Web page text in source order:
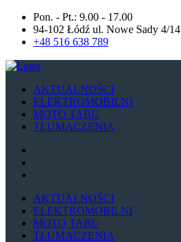
Pon. - Pt.: 9.00 - 17.00
94-102 Łódź ul. Nowe Sady 4/14
+48 516 638 789
AKTUALNOŚCI
ELEKTROMOBILNI
MOTO TABU
TŁUMACZENIA
AKTUALNOŚCI
ELEKTROMOBILNI
MOTO TABU
TŁUMACZENIA